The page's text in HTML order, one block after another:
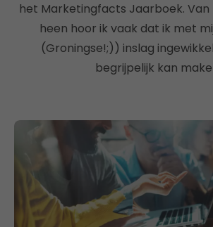
het Marketingfacts Jaarboek. Van
heen hoor ik vaak dat ik met
(Groningse!;)) inslag
begrijpelijk kan